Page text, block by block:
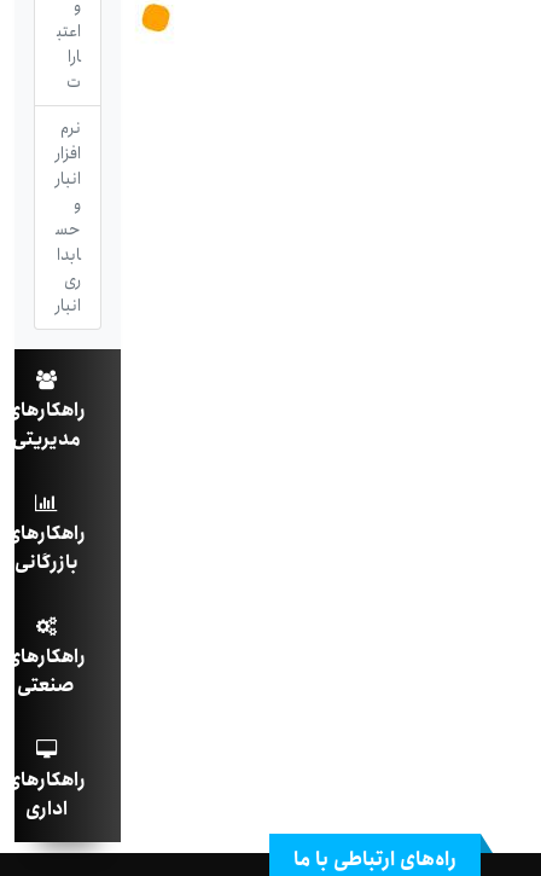
اعتب
ارا
ت
نرم
افزار
انبار
حس
ابدا
ری
انبار
راهکارهای
مدیریتی
راهکارهای
بازرگانی
راهکارهای
صنعتی
راهکارهای
اداری
راه‌های ارتباطی با ما